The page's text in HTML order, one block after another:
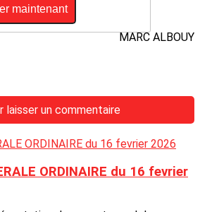
MARC ALBOUY
laisser un commentaire
ORDINAIRE du 16 fevrier
maintenant